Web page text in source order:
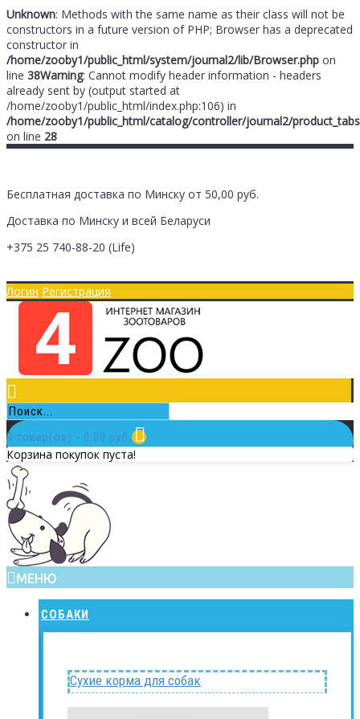
Unknown: Methods with the same name as their class will not be
constructors in a future version of PHP; Browser has a deprecated
constructor in
/home/zooby1/public_html/system/journal2/lib/Browser.php on
line 38Warning: Cannot modify header information - headers
already sent by (output started at
/home/zooby1/public_html/index.php:106) in
/home/zooby1/public_html/catalog/controller/journal2/
on line 28
Бесплатная доставка по Минску от 50,00 руб.
Доставка по Минску и всей Беларуси
+375 25 740-88-20 (Life)
Логин Регистрация
0 товар(ов) - 0.00 руб.
Корзина покупок пуста!
МЕНЮ
СОБАКИ
Сухие корма для собак